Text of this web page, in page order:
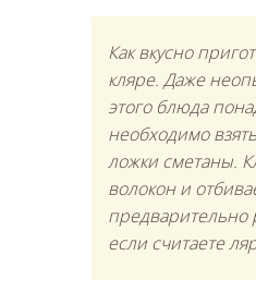
Как вкусно
кляре. Даже
этого блюда
необходимо
ложки сметаны.
волокон и
предварительно
если считаете